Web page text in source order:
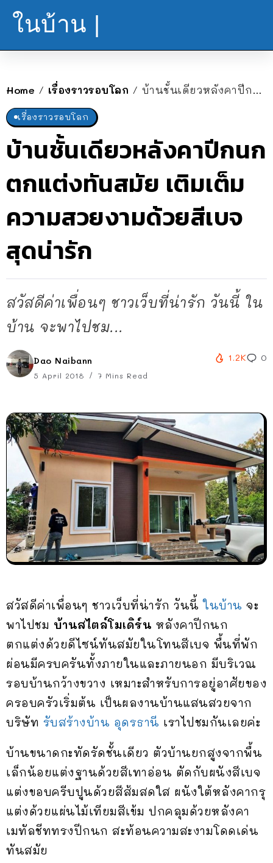
ในบ้าน |
Home / เรื่องราวรอบโลก / บ้านชั้นเดียวหลังคาปีกนก ตกแต่งทันสมัย เติมเต็มความสวยงามด้วยสีเบจสุดน่ารัก
เรื่องราวรอบโลก
บ้านชั้นเดียวหลังคาปีกนก
ตกแต่งทันสมัย เติมเต็ม
ความสวยงามด้วยสีเบจ
สุดน่ารัก
สวัสดีค่าเพื่อนๆ ชาวเว็บที่น่ารัก วันนี้ ใน
บ้าน จะพาไปชม...
Dao Naibann
5 April 2018 7 Mins Read
1.2K 0
สวัสดีค่าเพื่อนๆ ชาวเว็บที่น่ารัก วันนี้ในบ้าน จะ
พาไปชม บ้านสไตล์โมเดิร์น หลังคาปีกนก
ตกแต่งด้วยดีไซน์ทันสมัยในโทนสีเบจ พื้นที่พัก
ผ่อนมีครบครันทั้งภายในและภายนอก มีบริเวณ
รอบบ้านกว้างขวาง เหมาะสำหรับการอยู่อาศัยของ
ครอบครัวเริ่มต้น เป็นผลงานบ้านแสนสวยจาก
บริษัท รับสร้างบ้าน อุดรธานี เราไปชมกันเลยค่ะ
บ้านขนาดกะทัดรัดชั้นเดียว ตัวบ้านยกสูงจากพื้น
เล็กน้อยแต่งฐานด้วยสีเทาอ่อน ตัดกับผนังสีเบจ
แต่งขอบครีบปูนด้วยสีส้มสดใส ผนังใต้หลังคากรุ
แต่งด้วยแผ่นไม้เทียมสีเข้ม ปกคลุมด้วยหลังคา
เมทัลชีททรงปีกนก สะท้อนความสะงามโดดเด่น
ทันสมัย